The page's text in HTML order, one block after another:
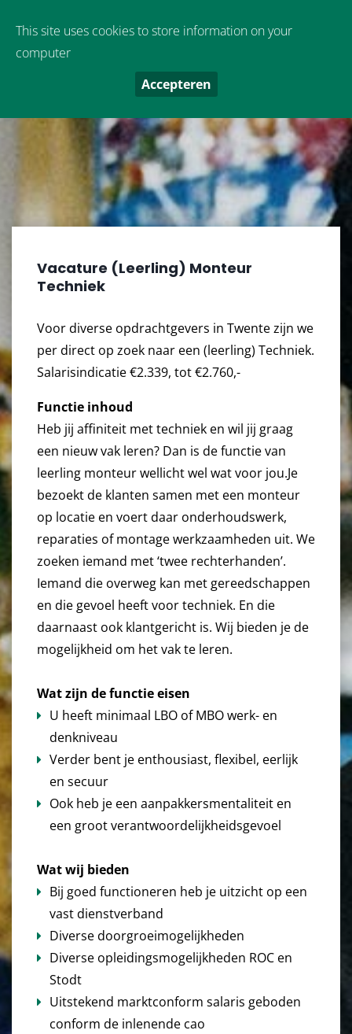
Vacature (Leerling) Monteur
Techniek
Voor diverse opdrachtgevers in Twente zijn we
per direct op zoek naar een (leerling) Techniek.
Salarisindicatie €2.339, tot €2.760,-
Functie inhoud
Heb jij affiniteit met techniek en wil jij graag
een nieuw vak leren? Dan is de functie van
leerling monteur wellicht wel wat voor jou.Je
bezoekt de klanten samen met een monteur
op locatie en voert daar onderhoudswerk,
reparaties of montage werkzaamheden uit. We
zoeken iemand met ‘twee rechterhanden’.
Iemand die overweg kan met gereedschappen
en die gevoel heeft voor techniek. En die
daarnaast ook klantgericht is. Wij bieden je de
mogelijkheid om het vak te leren.
Wat zijn de functie eisen
U heeft minimaal LBO of MBO werk- en
denkniveau
Verder bent je enthousiast, flexibel, eerlijk
en secuur
Ook heb je een aanpakkersmentaliteit en
een groot verantwoordelijkheidsgevoel
Wat wij bieden
Bij goed functioneren heb je uitzicht op een
vast dienstverband
Diverse doorgroeimogelijkheden
Diverse opleidingsmogelijkheden ROC en
Stodt
Uitstekend marktconform salaris geboden
conform de inlenende cao
This site uses cookies to store information on your
computer
Accepteren